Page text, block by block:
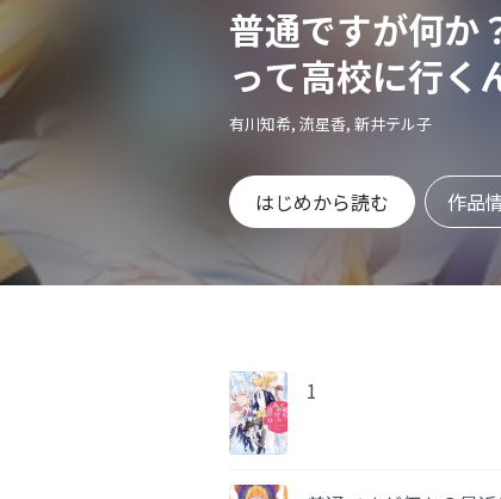
普通ですが何か
って高校に行く
有川知希, 流星香, 新井テル子
はじめから読む 作品
1